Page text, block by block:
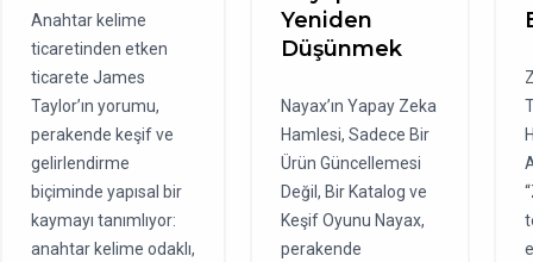
Anahtar kelime
ticaretinden etken
ticarete James
Taylor’ın yorumu,
perakende keşif ve
gelirlendirme
biçiminde yapısal bir
kaymayı tanımlıyor:
anahtar kelime odaklı,
Yeniden
Düşünmek
Nayax’ın Yapay Zeka
Hamlesi, Sadece Bir
Ürün Güncellemesi
Değil, Bir Katalog ve
Keşif Oyunu Nayax,
perakende